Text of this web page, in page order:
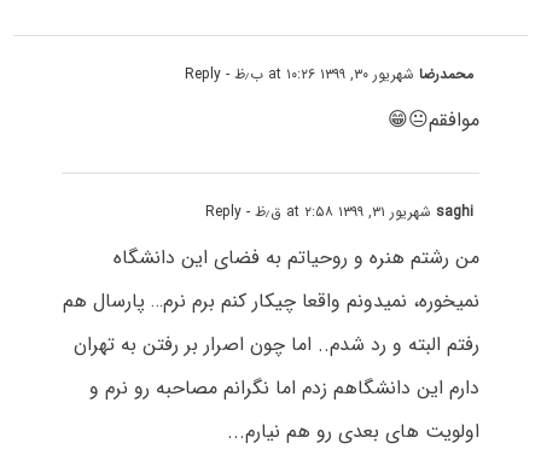
محمدرضاشهریور ۳۰, ۱۳۹۹ at ۱۰:۲۶ ب٫ظ - Reply
موافقم😐😁
saghi شهریور ۳۱, ۱۳۹۹ at ۲:۵۸ ق٫ظ - Reply
من رشتم هنره و روحیاتم به فضای این دانشگاه
نمیخوره، نمیدونم واقعا چیکار کنم برم نرم… پارسال هم
رفتم البته و رد شدم..‌ اما چون اصرار بر رفتن به تهران
دارم این دانشگاهم زدم اما نگرانم مصاحبه رو نرم و
اولویت های بعدی رو هم نیارم..‌.